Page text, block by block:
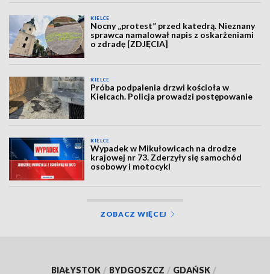
KIELCE
Nocny „protest” przed katedrą. Nieznany
sprawca namalował napis z oskarżeniami
o zdradę [ZDJĘCIA]
KIELCE
Próba podpalenia drzwi kościoła w
Kielcach. Policja prowadzi postępowanie
KIELCE
Wypadek w Mikułowicach na drodze
krajowej nr 73. Zderzyły się samochód
osobowy i motocykl
ZOBACZ WIĘCEJ
BIAŁYSTOK / BYDGOSZCZ / GDAŃSK /